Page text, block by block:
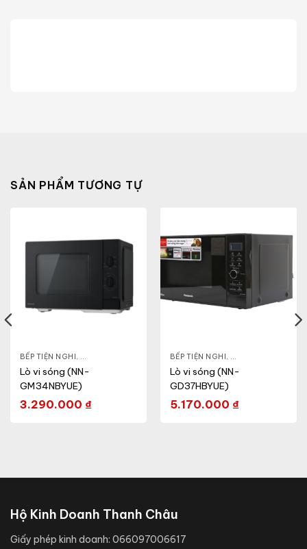
SẢN PHẨM TƯƠNG TỰ
BẾP TIỆN NGHI , GIA DỤNG KHỎE & ĐẸP ,LÒ VI SÓNG
Lò vi sóng (NN-
GM34NBYUE)
3.290.000 ₫
BẾP TIỆN NGHI , GIA DỤNG KHỎE &
Lò vi sóng (NN-
GD37HBYUE)
5.170.000 ₫
CA - BÌNH ,NỒI CƠM ĐIỆN
Hộ Kinh Doanh Thanh Châu
Giấy phép kinh doanh: 066097006617